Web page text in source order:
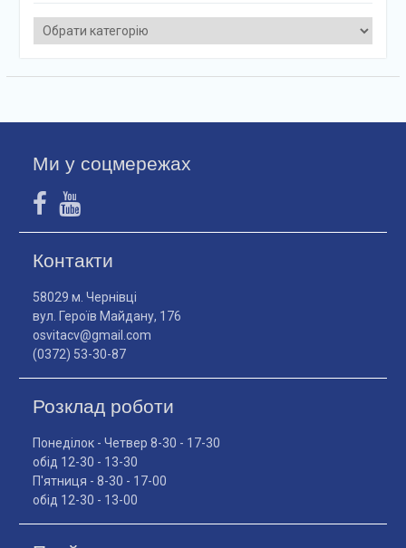
Категорії
Ми у соцмережах
Контакти
58029 м. Чернівці
вул. Героїв Майдану, 176
osvitacv@gmail.com
(0372) 53-30-87
Розклад роботи
Понеділок - Четвер 8-30 - 17-30
обід 12-30 - 13-30
П'ятниця - 8-30 - 17-00
обід 12-30 - 13-00